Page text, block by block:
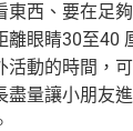
西、要在足
離眼睛30至40
動的時間，
盡量讓小朋友